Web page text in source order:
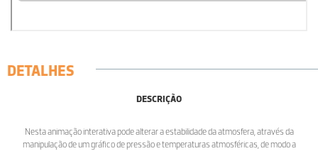
DETALHES
DESCRIÇÃO
Nesta animação interativa pode alterar a estabilidade da atmosfera, através da
manipulação de um gráfico de pressão e temperaturas atmosféricas, de modo a